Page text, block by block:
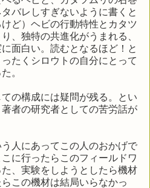
バレしすぎないように書くと
けど）ヘビの行動特性とカタツ
、独特の共進化がうまれる、
面白い。読むとなるほど！と
たくシロウトの自分にとって
。
の構成には疑問が残る。とい
者の研究者としての苦労話が
人にあってこの人のおかげで
に行ったらこのフィールドワ
、実験をしようとしたら機材
この機材は結局いらなかっ